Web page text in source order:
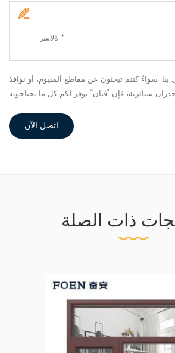
بنا. سواءً كنتم تبحثون عن مقاطع ألمنيوم، أو نوافذ
اتصل الآن
ذات الصلة